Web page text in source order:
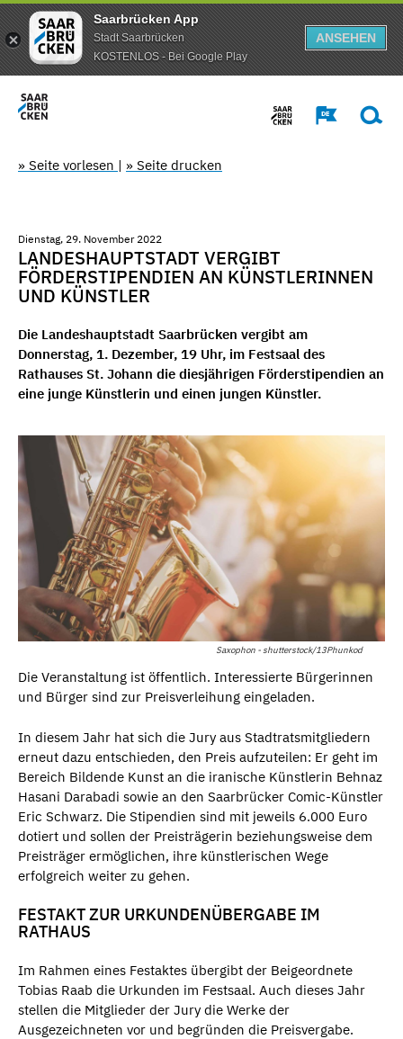
Saarbrücken App
Stadt Saarbrücken
KOSTENLOS - Bei Google Play
ANSEHEN
» Seite vorlesen | » Seite drucken
Dienstag, 29. November 2022
LANDESHAUPTSTADT VERGIBT
FÖRDERSTIPENDIEN AN KÜNSTLERINNEN
UND KÜNSTLER
Die Landeshauptstadt Saarbrücken vergibt am
Donnerstag, 1. Dezember, 19 Uhr, im Festsaal des
Rathauses St. Johann die diesjährigen Förderstipendien an
eine junge Künstlerin und einen jungen Künstler.
Saxophon - shutterstock/13Phunkod
Die Veranstaltung ist öffentlich. Interessierte Bürgerinnen
und Bürger sind zur Preisverleihung eingeladen.
In diesem Jahr hat sich die Jury aus Stadtratsmitgliedern
erneut dazu entschieden, den Preis aufzuteilen: Er geht im
Bereich Bildende Kunst an die iranische Künstlerin Behnaz
Hasani Darabadi sowie an den Saarbrücker Comic-Künstler
Eric Schwarz. Die Stipendien sind mit jeweils 6.000 Euro
dotiert und sollen der Preisträgerin beziehungsweise dem
Preisträger ermöglichen, ihre künstlerischen Wege
erfolgreich weiter zu gehen.
FESTAKT ZUR URKUNDENÜBERGABE IM
RATHAUS
Im Rahmen eines Festaktes übergibt der Beigeordnete
Tobias Raab die Urkunden im Festsaal. Auch dieses Jahr
stellen die Mitglieder der Jury die Werke der
Ausgezeichneten vor und begründen die Preisvergabe.